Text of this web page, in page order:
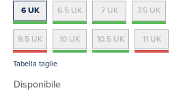
6 UK 6.5 UK 7 UK 7.5 UK
9.5 UK 10 UK 10.5 UK 11 UK
Tabella taglie
Disponibile